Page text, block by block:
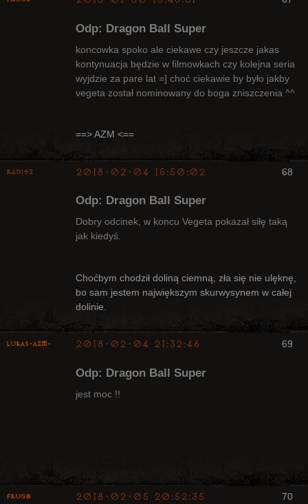
Odp: Dragon Ball Super
koncowka spoko ale ciekawe czy jeszcze jakas
kontynuacja będzie w filmowkach czy kolejna seria
wyjdzie za pare lat =] choć ciekawie by było jakby
vegeta został nominowany do boga zniszczenia ^^
==> AZM <==
68
Raditz 2018-02-04 15:50:02
Odp: Dragon Ball Super
Dobry odcinek, w koncu Vegeta pokazał siłę taką
jak kiedyś.
Choćbym chodził doliną ciemną, zła się nie ulęknę,
bo sam jestem największym skurwysynem w całej
dolinie.
69
lukas-azm- 2018-02-04 21:32:46
Odp: Dragon Ball Super
jest moc !!
70
Frugo 2018-02-05 20:52:35